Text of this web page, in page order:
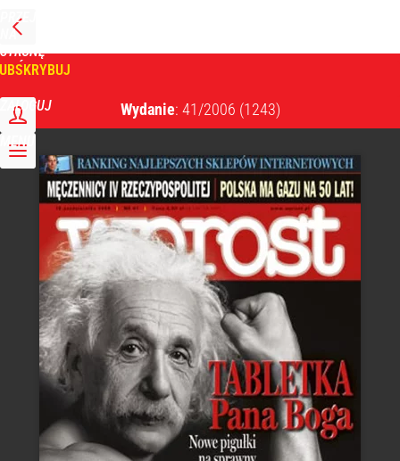
PRZEJDŹ
NA
STRONĘ
GŁÓWNĄ
ZALOGUJ
MENU
Wydanie: 41/2006 (1243)